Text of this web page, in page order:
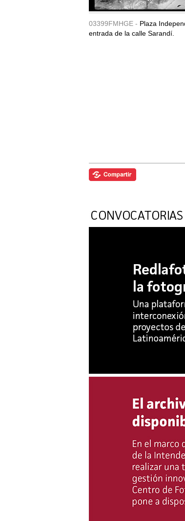
03399FMHGE - Plaza
entrada de la calle Sarandí.